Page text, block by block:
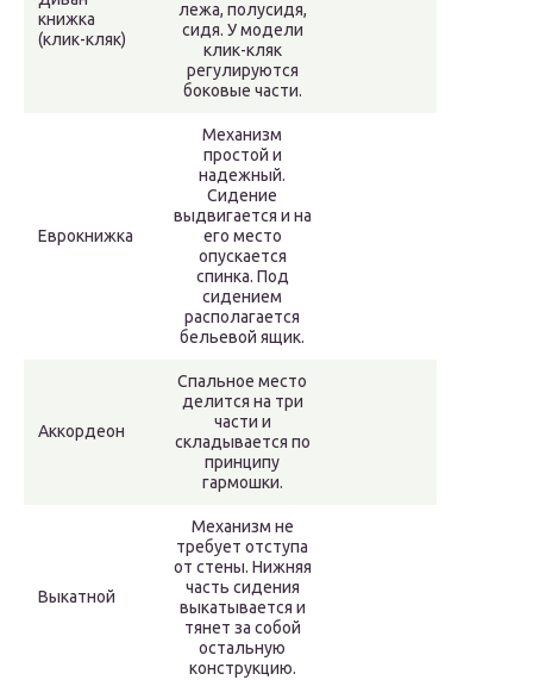
книжка
(клик-кляк)
лежа, полусидя,
сидя. У модели
клик-кляк
регулируются
боковые части.
Еврокнижка
Механизм
простой и
надежный.
Сидение
выдвигается и на
его место
опускается
спинка. Под
сидением
располагается
бельевой ящик.
Аккордеон
Спальное место
делится на три
части и
складывается по
принципу
гармошки.
Выкатной
Механизм не
требует отступа
от стены. Нижняя
часть сидения
выкатывается и
тянет за собой
остальную
конструкцию.